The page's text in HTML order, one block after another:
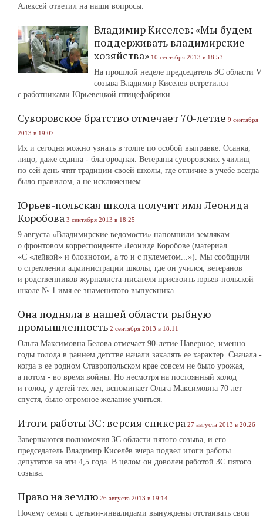
Алексей ответил на наши вопросы.
Владимир Киселев: «Мы будем
поддерживать владимирские
хозяйства» 10 сентября 2013 в 18:53
На прошлой неделе председатель ЗС области V
созыва Владимир Киселев встретился
с работниками Юрьевецкой птицефабрики.
Суворовское братство отмечает 70-летие 9 сентября
2013 в 19:07
Их и сегодня можно узнать в толпе по особой выправке. Осанка,
лицо, даже седина ‑ благородная. Ветераны суворовских училищ
по сей день чтят традиции своей школы, где отличие в учебе всегда
было правилом, а не исключением.
Юрьев-польская школа получит имя Леонида
Коробова 3 сентября 2013 в 18:25
9 августа «Владимирские ведомости» напомнили землякам
о фронтовом корреспонденте Леониде Коробове (материал
«С «лейкой» и блокнотом, а то и с пулеметом...»). Мы сообщили
о стремлении администрации школы, где он учился, ветеранов
и родственников журналиста-писателя присвоить юрьев-польской
школе № 1 имя ее знаменитого выпускника.
Она подняла в нашей области рыбную
промышленность 2 сентября 2013 в 18:11
Ольга Максимовна Белова отмечает 90-летие Наверное, именно
годы голода в раннем детстве начали закалять ее характер. Сначала -
когда в ее родном Ставропольском крае совсем не было урожая,
а потом - во время войны. Но несмотря на постоянный холод
и голод, у детей тех лет, вспоминает Ольга Максимовна 70 лет
спустя, было огромное желание учиться.
Итоги работы ЗС: версия спикера 27 августа 2013 в 20:26
Завершаются полномочия ЗС области пятого созыва, и его
председатель Владимир Киселёв вчера подвел итоги работы
депутатов за эти 4,5 года. В целом он доволен работой ЗС пятого
созыва.
Право на землю 26 августа 2013 в 19:14
Почему семьи с детьми-инвалидами вынуждены отстаивать свои